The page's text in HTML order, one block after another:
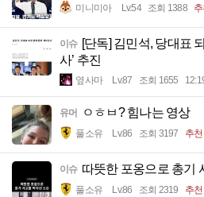
미니미아 Lv.54 조회 1388
이슈 [단독] 김민석, 당대표
사’ 추진
옆사마 Lv.87 조회 1655
유머 ㅇㅎㅂ? 힘나는 영상
풀소유 Lv.86 조회 3197 추
이슈 따뜻한 포옹으로 총기
풀소유 Lv.86 조회 2319 추